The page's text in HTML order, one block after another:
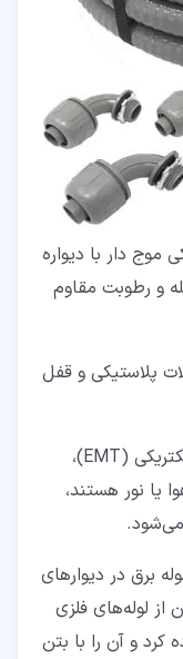
موج دار با دیواره
و رطوبت مقاوم
پلاستیکی و قفل
لوله غیرفلزی برق مانند لوله‌های فلزی الکتریکی (EMT)،
یا نور هستند،
می‌شود.
برق در دیوارهای
لوله‌های فلزی
کرد و آن را با بتن